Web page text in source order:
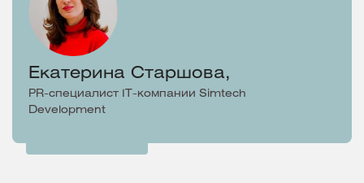
Екатерина Старшова,
PR-специалист IT-компании Simtech
Development